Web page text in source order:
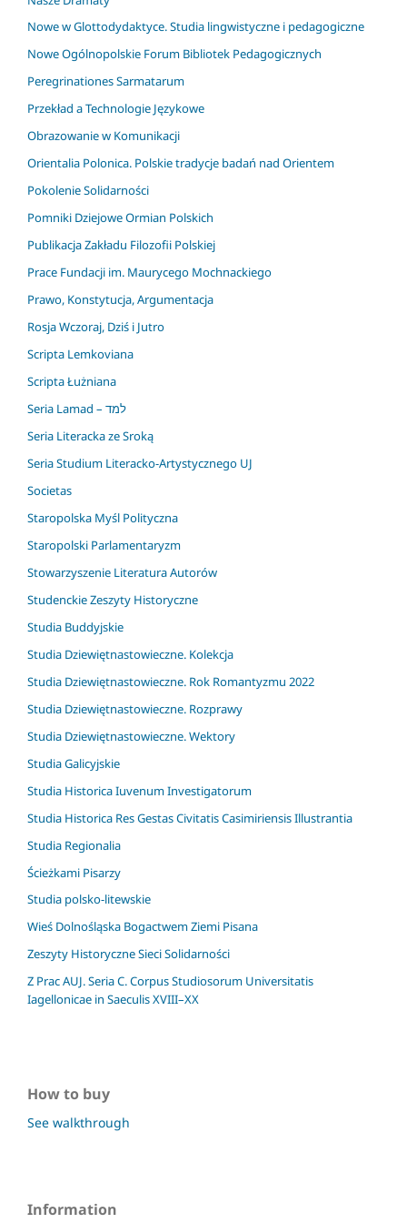
Nowe w Glottodydaktyce. Studia lingwistyczne i pedagogiczne
Nowe Ogólnopolskie Forum Bibliotek Pedagogicznych
Peregrinationes Sarmatarum
Przekład a Technologie Językowe
Obrazowanie w Komunikacji
Orientalia Polonica. Polskie tradycje badań nad Orientem
Pokolenie Solidarności
Pomniki Dziejowe Ormian Polskich
Publikacja Zakładu Filozofii Polskiej
Prace Fundacji im. Maurycego Mochnackiego
Prawo, Konstytucja, Argumentacja
Rosja Wczoraj, Dziś i Jutro
Scripta Lemkoviana
Scripta Łużniana
Seria Lamad – למד
Seria Literacka ze Sroką
Seria Studium Literacko-Artystycznego UJ
Societas
Staropolska Myśl Polityczna
Staropolski Parlamentaryzm
Stowarzyszenie Literatura Autorów
Studenckie Zeszyty Historyczne
Studia Buddyjskie
Studia Dziewiętnastowieczne. Kolekcja
Studia Dziewiętnastowieczne. Rok Romantyzmu 2022
Studia Dziewiętnastowieczne. Rozprawy
Studia Dziewiętnastowieczne. Wektory
Studia Galicyjskie
Studia Historica Iuvenum Investigatorum
Studia Historica Res Gestas Civitatis Casimiriensis Illustrantia
Studia Regionalia
Ścieżkami Pisarzy
Studia polsko-litewskie
Wieś Dolnośląska Bogactwem Ziemi Pisana
Zeszyty Historyczne Sieci Solidarności
Z Prac AUJ. Seria C. Corpus Studiosorum Universitatis
Iagellonicae in Saeculis XVIII–XX
How to buy
See walkthrough
Information